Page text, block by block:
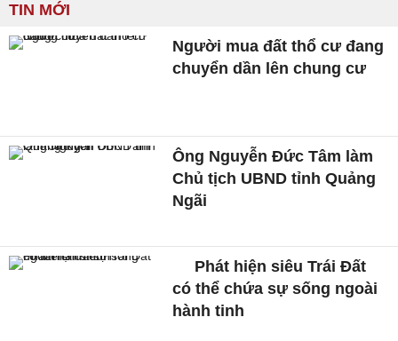
TIN MỚI
Người mua đất thổ cư đang
chuyển dần lên chung cư
Ông Nguyễn Đức Tâm làm
Chủ tịch UBND tỉnh Quảng
Ngãi
Phát hiện siêu Trái Đất
có thể chứa sự sống ngoài
hành tinh